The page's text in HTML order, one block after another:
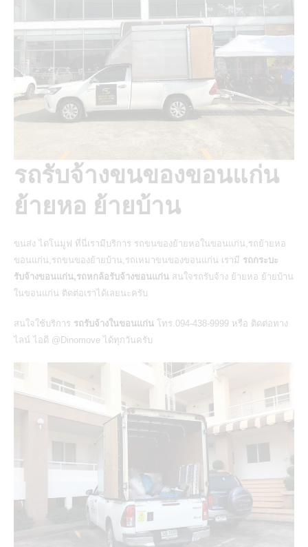
รถรับจ้างขนของขอนแก่น
ย้ายหอ ย้ายบ้าน
ขนส่ง ไดโนมูฟ ที่นี่เรามีบริการ รถขนของย้ายหอในขอนแก่น ,รถย้ายหอ
ขอนแก่น,รถขนของย้ายบ้าน,รถเหมาขนของขอนแก่น เรามี รถกระบะ
รับจ้างขอนแก่น,รถหกล้อรับจ้างขอนแก่น สนใจรถรับจ้าง ย้ายหอ ย้ายบ้าน
ในขอนแก่น ติดต่อเราได้เลยนะครับ
สนใจใช้บริการ รถรับจ้างในขอนแก่น โทร.094-438-9999 หรือ ติดต่อทาง
ไลน์ ไอดี @Dinomove ได้ทุกวันครับ